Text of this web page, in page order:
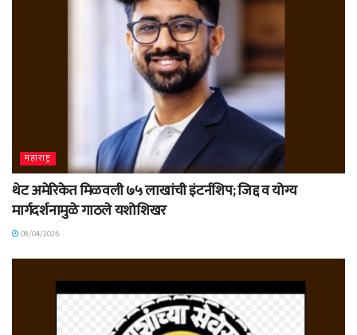
महाराष्ट्र
थेट अमेरिकेत मिळवली ७५ लाखांची इंटर्नशिप; जिद्द व योग्य
मार्गदर्शनामुळे गाठले यशोशिखर
08/04/2026